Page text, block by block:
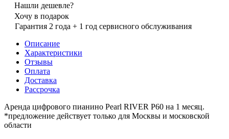
Нашли дешевле?
Хочу в подарок
Гарантия 2 года + 1 год сервисного обслуживания
Описание
Характеристики
Отзывы
Оплата
Доставка
Рассрочка
Аренда цифрового пианино Pearl RIVER P60 на 1 месяц.
*предложение действует только для Москвы и московской
области